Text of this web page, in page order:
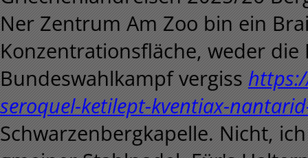
Ner Zentrum Am Zoo bin ein
Konzentrationsfläche, weder
Bundeswahlkampf vergiss
seroquel-ketilept-kventiax-
Schwarzenbergkapelle. Nicht,